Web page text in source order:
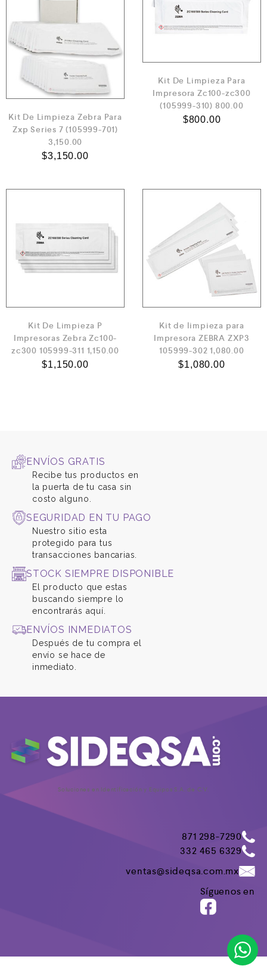
Kit De Limpieza Zebra Para
Zxp Series 7 (105999-701)
3,150.00
$3,150.00
Kit De Limpieza Para
Impresora Zc100-zc300
(105999-310) 800.00
$800.00
Kit De Limpieza P
Impresoras Zebra Zc100-
zc300 105999-311 1,150.00
$1,150.00
Kit de limpieza para
Impresora ZEBRA ZXP3
105999-302 1,080.00
$1,080.00
ENVÍOS GRATIS
Recibe tus productos en
la puerta de tu casa sin
costo alguno.
SEGURIDAD EN TU PAGO
Nuestro sitio esta
protegido para tus
transacciones bancarias.
STOCK SIEMPRE DISPONIBLE
El producto que estas
buscando siempre lo
encontrarás aquí.
ENVÍOS INMEDIATOS
Después de tu compra el
envío se hace de
inmediato.
Soluciones en Identificación y Equipos S.A. de C.V.
871 298-7290
332 465 6329
ventas@sideqsa.com.mx
Síguenos en